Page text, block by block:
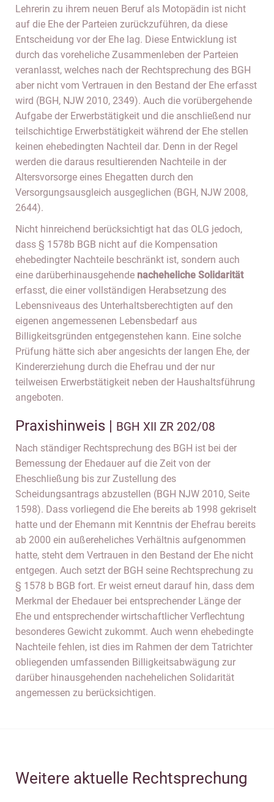
Lehrerin zu ihrem neuen Beruf als Motopädin ist nicht
auf die Ehe der Parteien zurückzuführen, da diese
Entscheidung vor der Ehe lag. Diese Entwicklung ist
durch das voreheliche Zusammenleben der Parteien
veranlasst, welches nach der Rechtsprechung des BGH
aber nicht vom Vertrauen in den Bestand der Ehe erfasst
wird (BGH, NJW 2010, 2349). Auch die vorübergehende
Aufgabe der Erwerbstätigkeit und die anschließend nur
teilschichtige Erwerbstätigkeit während der Ehe stellen
keinen ehebedingten Nachteil dar. Denn in der Regel
werden die daraus resultierenden Nachteile in der
Altersvorsorge eines Ehegatten durch den
Versorgungsausgleich ausgeglichen (BGH, NJW 2008,
2644).
Nicht hinreichend berücksichtigt hat das OLG jedoch,
dass § 1578b BGB nicht auf die Kompensation
ehebedingter Nachteile beschränkt ist, sondern auch
eine darüberhinausgehende nacheheliche Solidarität
erfasst, die einer vollständigen Herabsetzung des
Lebensniveaus des Unterhaltsberechtigten auf den
eigenen angemessenen Lebensbedarf aus
Billigkeitsgründen entgegenstehen kann. Eine solche
Prüfung hätte sich aber angesichts der langen Ehe, der
Kindererziehung durch die Ehefrau und der nur
teilweisen Erwerbstätigkeit neben der Haushaltsführung
angeboten.
Praxishinweis | BGH XII ZR 202/08
Nach ständiger Rechtsprechung des BGH ist bei der
Bemessung der Ehedauer auf die Zeit von der
Eheschließung bis zur Zustellung des
Scheidungsantrags abzustellen (BGH NJW 2010, Seite
1598). Dass vorliegend die Ehe bereits ab 1998 gekriselt
hatte und der Ehemann mit Kenntnis der Ehefrau bereits
ab 2000 ein außereheliches Verhältnis aufgenommen
hatte, steht dem Vertrauen in den Bestand der Ehe nicht
entgegen. Auch setzt der BGH seine Rechtsprechung zu
§ 1578 b BGB fort. Er weist erneut darauf hin, dass dem
Merkmal der Ehedauer bei entsprechender Länge der
Ehe und entsprechender wirtschaftlicher Verflechtung
besonderes Gewicht zukommt. Auch wenn ehebedingte
Nachteile fehlen, ist dies im Rahmen der dem Tatrichter
obliegenden umfassenden Billigkeitsabwägung zur
darüber hinausgehenden nachehelichen Solidarität
angemessen zu berücksichtigen.
Weitere aktuelle Rechtsprechung